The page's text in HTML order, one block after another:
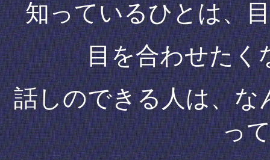
知っているひとは、
目を合わせたく
話しのできる人は、な
っ